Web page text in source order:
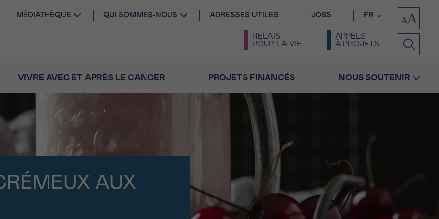
MÉDIATHÈQUE QUI SOMMES-NOUS ADRESSES UTILES JOBS FR
RELAIS
POUR LA VIE
APPELS
À PROJETS
VIVRE AVEC ET APRÈS LE CANCER PROJETS FINANCÉS NOUS SOUTENIR
AUX
VOUS
SEUL
pour répondre à
sur le cancer
Question Coordonnées Confirmation
DU RENDEZ-VOUS